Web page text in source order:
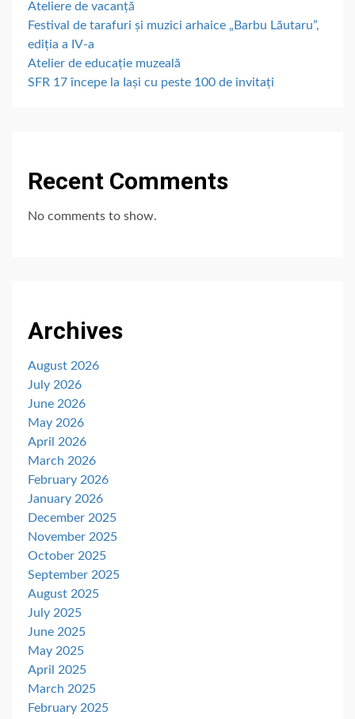
Ateliere de vacanță
Festival de tarafuri și muzici arhaice „Barbu Lăutaru”,
ediția a IV-a
Atelier de educație muzeală
SFR 17 începe la Iași cu peste 100 de invitați
Recent Comments
No comments to show.
Archives
August 2026
July 2026
June 2026
May 2026
April 2026
March 2026
February 2026
January 2026
December 2025
November 2025
October 2025
September 2025
August 2025
July 2025
June 2025
May 2025
April 2025
March 2025
February 2025